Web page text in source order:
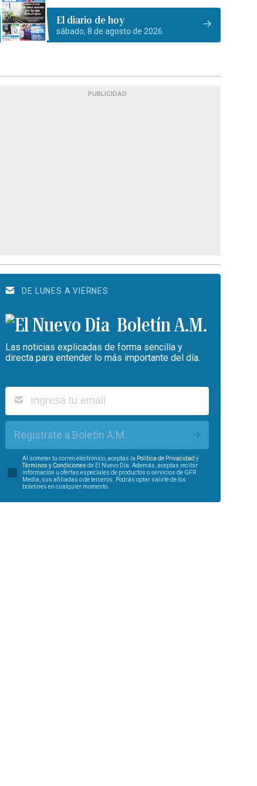
El diario de hoy
sábado, 8 de agosto de 2026
PUBLICIDAD
DE LUNES A VIERNES
Boletín A.M.
Las noticias explicadas de forma sencilla y
directa para entender lo más importante del día.
Regístrate a Boletín A.M.
Al someter tu correo electrónico, aceptas la Política de Privacidad y
Términos y Condiciones de El Nuevo Día. Además, aceptas recibir
información u ofertas especiales de productos o servicios de GFR
Media, sus afiliadas o de terceros. Podrás optar salirte de los
boletines en cualquier momento.